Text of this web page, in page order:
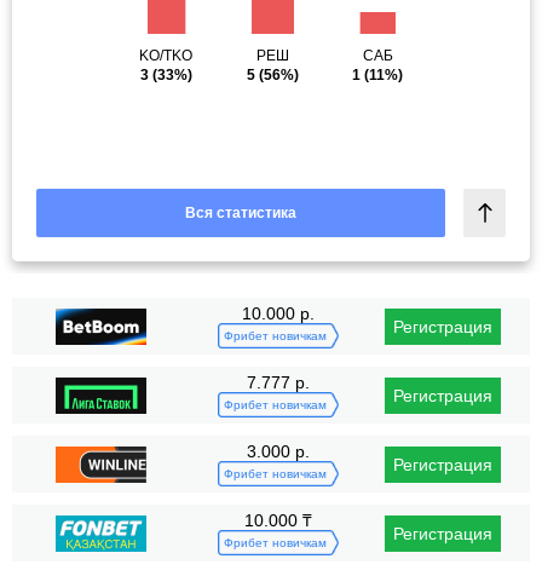
KO/TKO
3(33%)
РЕШ
5(56%)
САБ
1 (11%)
Вся статистика
10.000 р.
Фрибет новичкам Регистрация
7.777 р.
Фрибет новичкам Регистрация
3.000 р.
Фрибет новичкам Регистрация
10.000 ₸
Фрибет новичкам Регистрация